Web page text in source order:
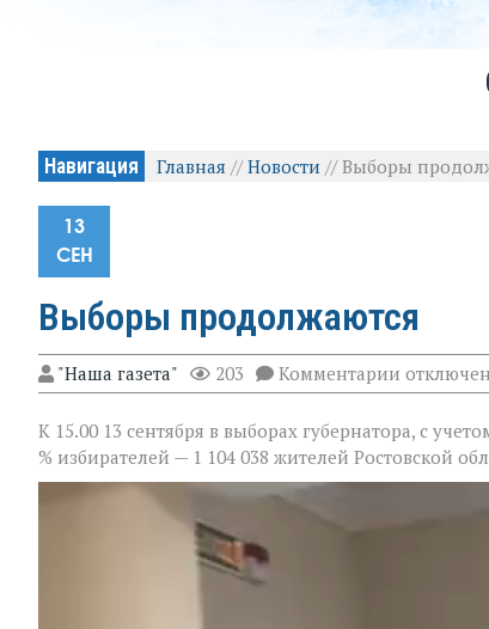
Навигация Главная //Новости //Выборы
13
СЕН
Выборы продолжаются
"Наша газета" 203 Комментарии к
записи
К 15.00 13 сентября в выборах губернатора, с
% избирателей — 1 104 038 жителей Ростовской